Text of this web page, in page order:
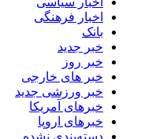
اخبار فرهنگی
بانک
خبر جدید
خبر روز
خبر های خارجی
خبر ورزشی جدید
خبرهای آمریکا
خبرهای اروپا